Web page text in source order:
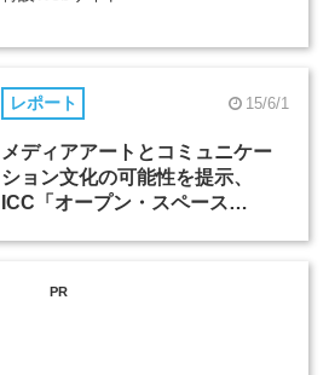
レポート 15/6/1
メディアアートとコミュニケー
ション文化の可能性を提示、
ICC「オープン・スペース
PR